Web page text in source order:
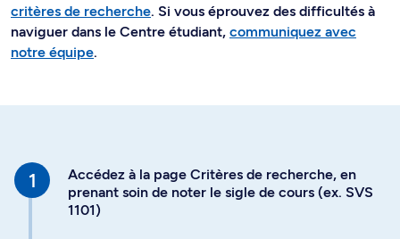
critères de recherche. Si vous éprouvez des difficultés à
naviguer dans le Centre étudiant, communiquez avec
notre équipe.
Accédez à la page Critères de recherche, en
prenant soin de noter le sigle de cours (ex. SVS
1101)